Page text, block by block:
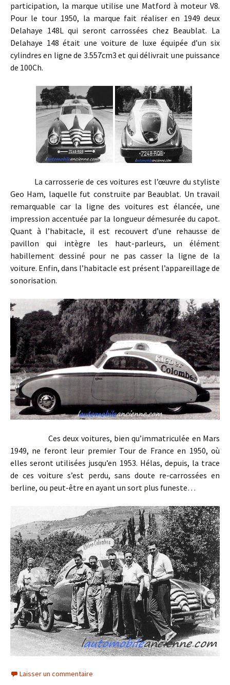
participation, la marque utilise une Matford à moteur V8.
Pour le tour 1950, la marque fait réaliser en 1949 deux
Delahaye 148L qui seront carrossées chez Beaublat. La
Delahaye 148 était une voiture de luxe équipée d’un six
cylindres en ligne de 3.557cm3 et qui délivrait une puissance
de 100Ch.
La carrosserie de ces voitures est l’œuvre du styliste
Geo Ham, laquelle fut construite par Beaublat. Un travail
remarquable car la ligne des voitures est élancée, une
impression accentuée par la longueur démesurée du capot.
Quant à l’habitacle, il est recouvert d’une rehausse de
pavillon qui intègre les haut-parleurs, un élément
habillement dessiné pour ne pas casser la ligne de la
voiture. Enfin, dans l’habitacle est présent l’appareillage de
sonorisation.
Ces deux voitures, bien qu’immatriculée en Mars
1949, ne feront leur premier Tour de France en 1950, où
elles seront utilisées jusqu’en 1953. Hélas, depuis, la trace
de ces voiture s’est perdu, sans doute re-carrossées en
berline, ou peut-être en ayant un sort plus funeste…
Laisser un commentaire